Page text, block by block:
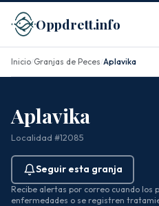
Oppdrett.info
Inicio/Granjas de Peces/Aplavika
Aplavika
Localidad #12085
Seguir esta granja
Recibe alertas por correo cuando los
enfermedades o se registren